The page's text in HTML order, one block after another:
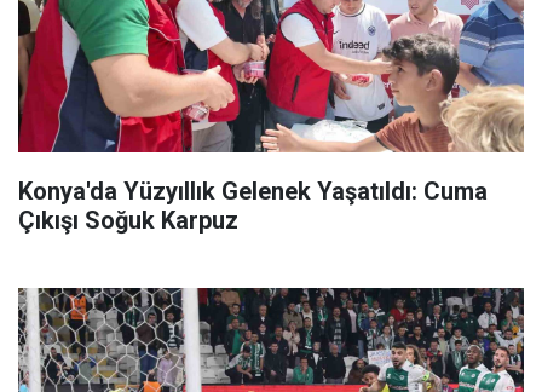
Konya'da Yüzyıllık Gelenek Yaşatıldı: Cuma
Çıkışı Soğuk Karpuz